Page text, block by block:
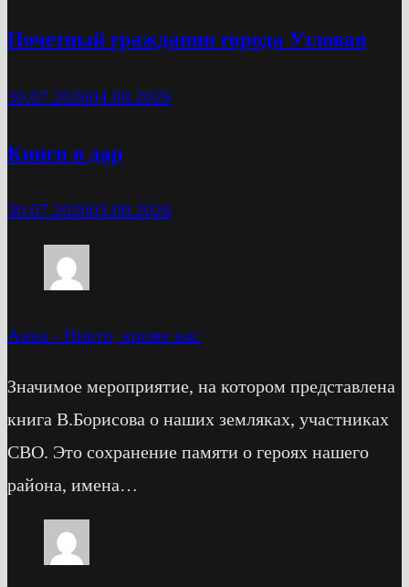
Почетный гражданин города Узловая
30.07.202604.08.2026
Книги в дар
30.07.202603.08.2026
Анна - Никто, кроме нас
Значимое мероприятие, на котором представлена
книга В.Борисова о наших земляках, участниках
СВО. Это сохранение памяти о героях нашего
района, имена…